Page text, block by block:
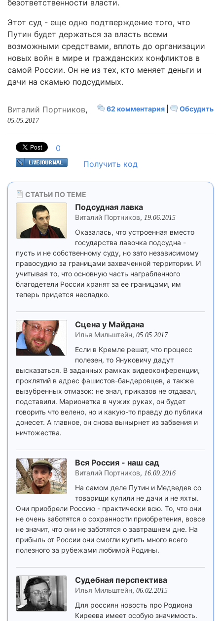
безответственности власти.
Этот суд - еще одно подтверждение того, что
Путин будет держаться за власть всеми
возможными средствами, вплоть до организации
новых войн в мире и гражданских конфликтов в
самой России. Он не из тех, кто меняет деньги и
дачи на скамью подсудимых.
62 комментария Обсудить
Виталий Портников,
05.05.2017
0
Получить код
СТАТЬИ ПО ТЕМЕ
Подсудная лавка
Виталий Портников, 19.06.2015
Оказалась, что устроенная вместо
государства лавочка подсудна -
пусть и не собственному суду, но зато независимому
правосудию за границами захваченной территории. И
учитывая то, что основную часть награбленного
благодетели России хранят за ее границами, им
теперь придется несладко.
Сцена у Майдана
Илья Мильштейн, 05.05.2017
Если в Кремле решат, что процесс
полезен, то Януковичу дадут
высказаться. В заданных рамках видеоконференции,
проклятий в адрес фашистов-бандеровцев, а также
вызубренных отмазок: не знал, приказов не отдавал,
подставили. Марионетка в чужих руках, он будет
говорить что велено, но и какую-то правду до публики
донесет. А главное, он снова вынырнет из забвения и
ничтожества.
Вся Россия - наш сад
Виталий Портников, 16.09.2016
На самом деле Путин и Медведев со
товарищи купили не дачи и не яхты.
Они приобрели Россию - практически всю. То, что они
не очень заботятся о сохранности приобретения, вовсе
не значит, что они не заботятся о завтрашнем дне. На
прибыль от России они смогли купить много всего
полезного за рубежами любимой Родины.
Судебная перспектива
Илья Мильштейн, 06.02.2015
Для россиян новость про Родиона
Киреева имеет особую значимость.